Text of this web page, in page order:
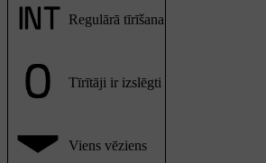
Regulārā tīrīšana
Tīrītāji ir izslēgti
Viens vēziens